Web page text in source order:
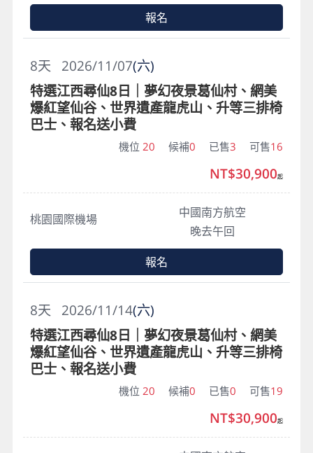
報名
2026/11/07(六)
8天
特選江西尋仙8日｜夢幻夜景葛仙村、網美
爆紅望仙谷、世界遺產龍虎山、升等三排椅
巴士、報名送小費
機位 20 候補0 已售3 可售16
桃園國際機場
中國南方航空
晚去午回
NT$30,900起
報名
2026/11/14(六)
8天
特選江西尋仙8日｜夢幻夜景葛仙村、網美
爆紅望仙谷、世界遺產龍虎山、升等三排椅
巴士、報名送小費
機位 20 候補0 已售0 可售19
NT$30,900起